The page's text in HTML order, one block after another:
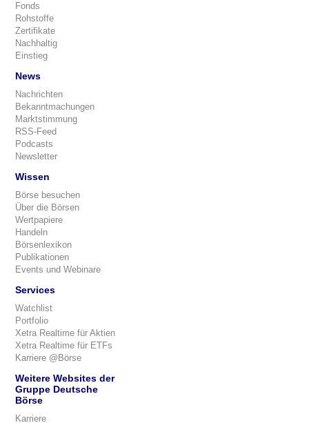
Fonds
Rohstoffe
Zertifikate
Nachhaltig
Einstieg
News
Nachrichten
Bekanntmachungen
Marktstimmung
RSS-Feed
Podcasts
Newsletter
Wissen
Börse besuchen
Über die Börsen
Wertpapiere
Handeln
Börsenlexikon
Publikationen
Events und Webinare
Services
Watchlist
Portfolio
Xetra Realtime für Aktien
Xetra Realtime für ETFs
Karriere @Börse
Weitere Websites der
Gruppe Deutsche
Börse
Karriere